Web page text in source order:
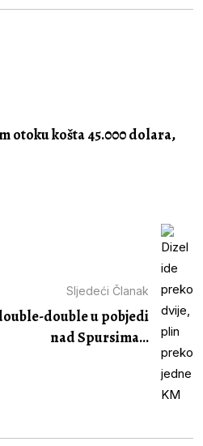
otoku košta 45.000 dolara,
Sljedeći Članak
double u pobjedi
nad Spursima...